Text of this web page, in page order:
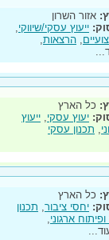
אזור השרון
ייעוץ עסקי/שיווקי,
, הרצאות,
כל הארץ
יעוץ עסקי, ייעוץ
, תכנון עסקי
כל הארץ
יחסי ציבור, תכנון
ופיתוח ארגוני,